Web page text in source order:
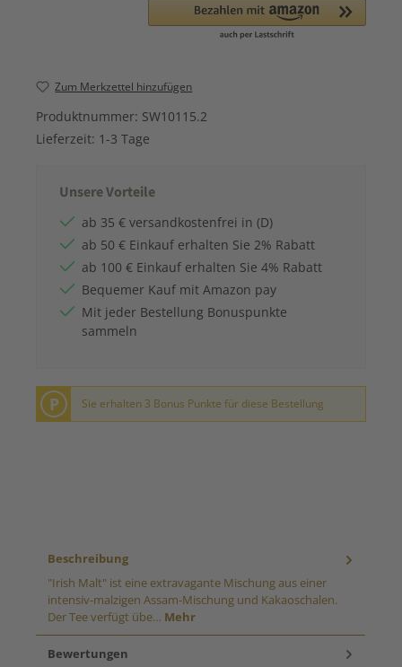
Zum Merkzettel hinzufügen
Produktnummer: SW10115.2
Lieferzeit: 1-3 Tage
Unsere Vorteile
ab 35 € versandkostenfrei in (D)
ab 50 € Einkauf erhalten Sie 2% Rabatt
ab 100 € Einkauf erhalten Sie 4% Rabatt
Bequemer Kauf mit Amazon pay
Mit jeder Bestellung Bonuspunkte
sammeln
P Sie erhalten 3 Bonus Punkte für diese Bestellung
Beschreibung
"Irish Malt" ist eine extravagante Mischung aus einer
intensiv-malzigen Assam-Mischung und Kakaoschalen.
Der Tee verfügt übe… Mehr
Bewertungen